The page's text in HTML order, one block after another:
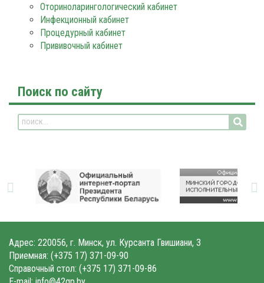
Оториноларингологический кабинет
Инфекционный кабинет
Процедурный кабинет
Прививочный кабинет
Поиск по сайту
Адрес: 220056, г. Минск, ул. Курсанта Гвишиани, 3
Приемная: (+375 17) 371-09-90
Справочный стол: (+375 17) 371-09-86